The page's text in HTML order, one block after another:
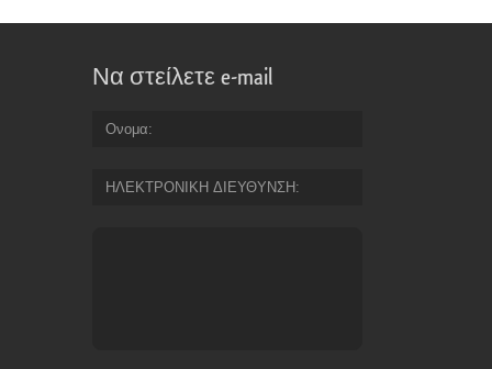
Να στείλετε e-mail
Ονομα
ΗΛΕΚΤΡΟΝΙΚΗ ΔΙΕΥΘΥΝΣΗ